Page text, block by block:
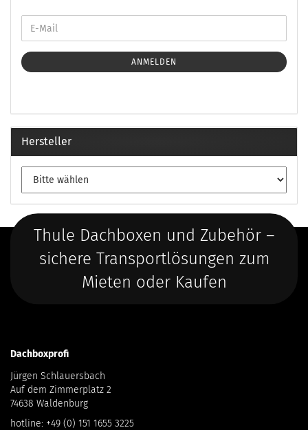
ANMELDEN
Hersteller
Thule Dachboxen und Zubehör –
sichere Transportlösungen zum
Mieten oder Kaufen
Dachboxprofi
Jürgen Schlauersbach
Auf dem Zimmerplatz 2
74638 Waldenburg
hotline: +49 (0) 151 1655 3225